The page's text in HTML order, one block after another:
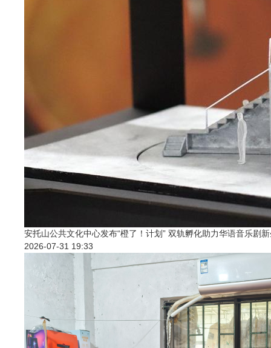
安托山公共文化中心发布“橙了！计划” 双轨孵化助力华语音乐剧
2026-07-31 19:33